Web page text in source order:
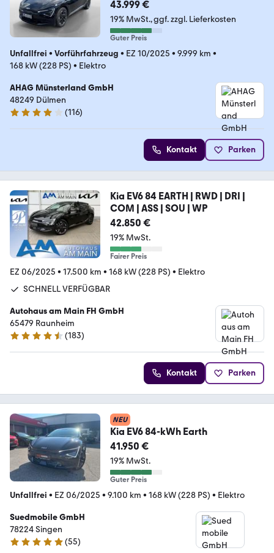
43.999 €
19% MwSt. ggf. zzgl. Lieferkosten
Guter Preis
Unfallfrei • Vorführfahrzeug • EZ 10/2025 • 9.999 km •
168 kW (228 PS) • Elektro
AHAG Münsterland GmbH
48249 Dülmen
4.1 Sterne
(116)
Kontakt Parken
Kia EV6 84 EARTH | RWD | DRI |
COM | ASS | SOU | WP
42.850 €
19% MwSt.
Fairer Preis
EZ 06/2025 • 17.500 km • 168 kW (228 PS) • Elektro
SCHNELL VERFÜGBAR
Autohaus am Main FH GmbH
65479 Raunheim
4.5 Sterne
(183)
Kontakt Parken
NEU
Kia EV6 84-kWh Earth
41.950 €
19% MwSt.
Guter Preis
Unfallfrei • EZ 06/2025 • 9.100 km • 168 kW (228 PS) • Elektro
Suedmobile GmbH
78224 Singen
4.8 Sterne
(55)